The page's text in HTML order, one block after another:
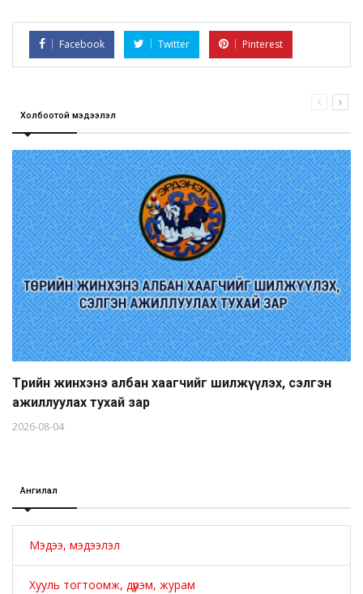
Facebook Twitter Pinterest
Холбоотой мэдээлэл
Төрийн жинхэнэ албан хаагчийг шилжүүлэх, сэлгэн
ажиллуулах тухай зар
2026-08-04
Ангилал
Мэдээ, мэдээлэл
Хууль тогтоомж, дүрэм, журам